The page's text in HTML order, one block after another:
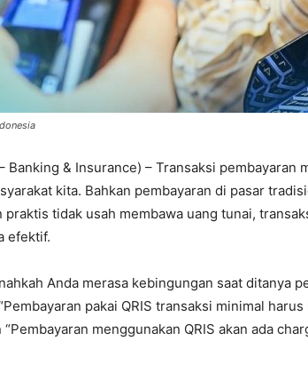
Banking & Insurance) – Transaksi pembayaran
kita. Bahkan pembayaran di pasar
praktis tidak usah membawa uang tunai,
efektif.
Anda merasa kebingungan saat ditanya
pakai QRIS transaksi minimal
“Pembayaran menggunakan QRIS akan ada